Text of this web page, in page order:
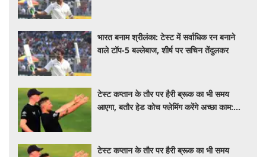
भारत बनाम श्रीलंका: टेस्ट में सर्वाधिक रन बनाने
वाले टॉप-5 बल्लेबाज, शीर्ष पर सचिन तेंदुलकर
टेस्ट कप्तान के तौर पर हैरी ब्रूक का भी समय
आएगा, बतौर हेड कोच फ्लेमिंग करेंगे अच्छा काम:
टेस्ट कप्तान के तौर पर हैरी ब्रूक का भी समय